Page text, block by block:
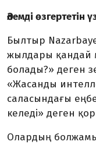
Әлемді өзгертетін
Былтыр
жылдары қандай
болады?» деген
«Жасанды
саласын­дағы
келеді» деген
Олардың